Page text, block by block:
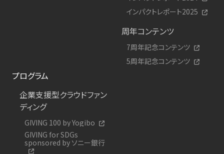
インパクトレポート2025
周年コンテンツ
7周年記念コンテンツ
5周年記念コンテンツ
プログラム
企業支援型クラウドファン
ディング
GIVING 100 by Yogibo
GIVING for SDGs
sponsored by ソニー銀行